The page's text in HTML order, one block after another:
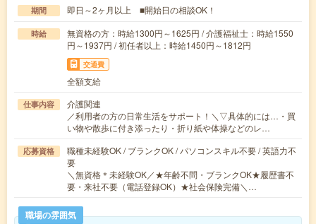
期間 即日～2ヶ月以上 ■開始日の相談OK！
時給
無資格の方：時給1300円～1625円 / 介護福祉士：時給1550
円～1937円 / 初任者以上：時給1450円～1812円
交通費
全額支給
仕事内容
介護関連
／利用者の方の日常生活をサポート！＼▽具体的には…・買
い物や散歩に付き添ったり・折り紙や体操などのレ…
応募資格
職種未経験OK / ブランクOK / パソコンスキル不要 / 英語力不
要
＼無資格＊未経験OK／★年齢不問・ブランクOK★履歴書不
要・来社不要（電話登録OK）★社会保険完備＼…
職場の雰囲気